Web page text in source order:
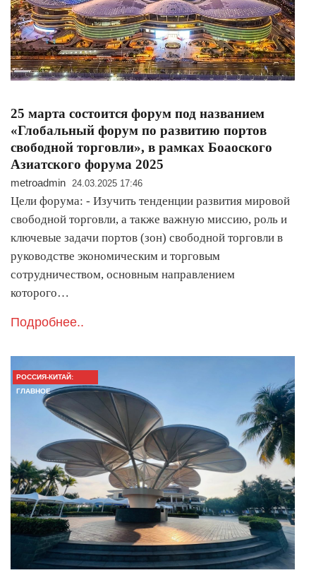
25 марта состоится форум под названием
«Глобальный форум по развитию портов
свободной торговли», в рамках Боаоского
Азиатского форума 2025
metroadmin 24.03.2025 17:46
Цели форума: - Изучить тенденции развития мировой
свободной торговли, а также важную миссию, роль и
ключевые задачи портов (зон) свободной торговли в
руководстве экономическим и торговым
сотрудничеством, основным направлением
которого…
Подробнее..
РОССИЯ-КИТАЙ:
ГЛАВНОЕ